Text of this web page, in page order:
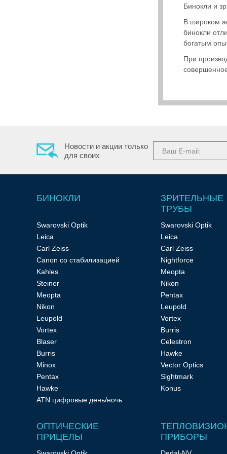
129
Бинокли и
В широком
бинокли
богатым
При
Новости и акции только
для своих
БИНОКЛИ
Swarovski Optik
Leica
Carl Zeiss
Canon со стабилизацией
Kahles
Steiner
Meopta
Nikon
Leupold
Vortex
Blaser
Burris
Minox
Pentax
Hawke
ATN цифровые день/ночь
ЗРИТЕЛЬНЫЕ
ТРУБЫ
Swarovski Optik
Leica
Carl Zeiss
Nightforce
Meopta
Nikon
Pentax
Leupold
Vortex
Burris
Celestron
Hawke
Vector Optics
Sightmark
Konus
ОПТИЧЕСКИЕ
ПРИЦЕЛЫ
ПРИБОРЫ